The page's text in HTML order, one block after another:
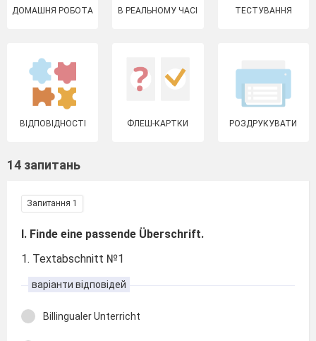
ДОМАШНЯ РОБОТА В РЕАЛЬНОМУ ЧАСІ ТЕСТУВАННЯ
ВІДПОВІДНОСТІ ФЛЕШ-КАРТКИ РОЗДРУКУВАТИ
14 запитань
Запитання 1
I. Finde eine passende Überschrift.
1. Textabschnitt №1
варіанти відповідей
Billingualer Unterricht